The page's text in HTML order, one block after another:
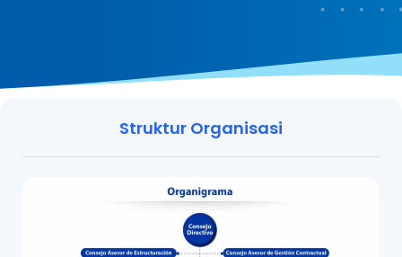
Struktur Organisasi